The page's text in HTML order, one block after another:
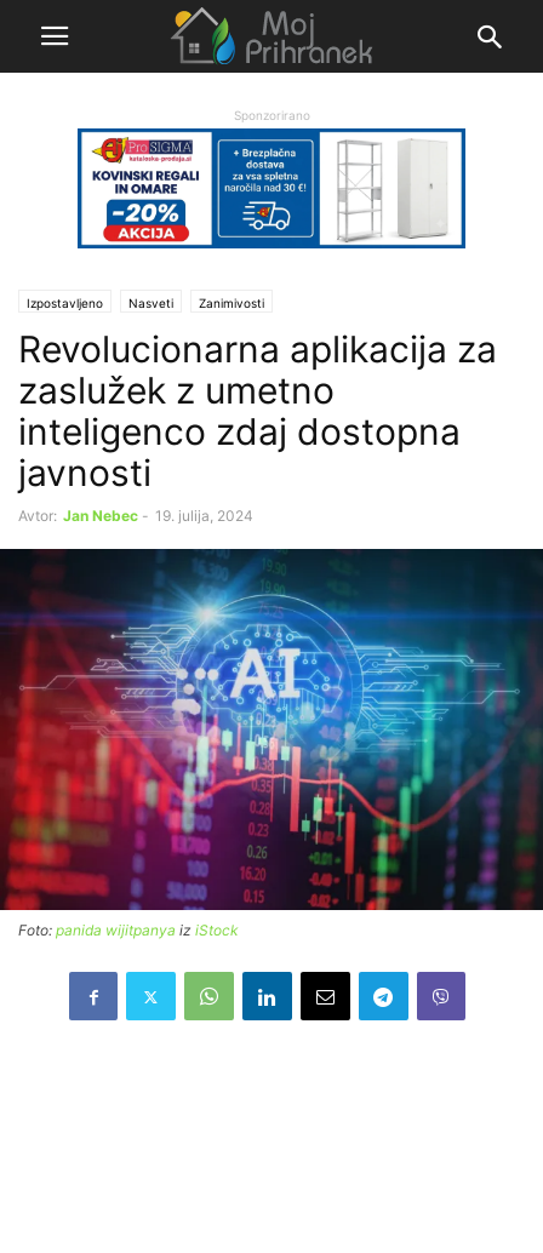
Sponzorirano
Izpostavljeno Nasveti Zanimivosti
Revolucionarna aplikacija za
zaslužek z umetno
inteligenco zdaj dostopna
javnosti
Avtor: Jan Nebec - 19. julija, 2024
Foto: panida wijitpanya iz iStock